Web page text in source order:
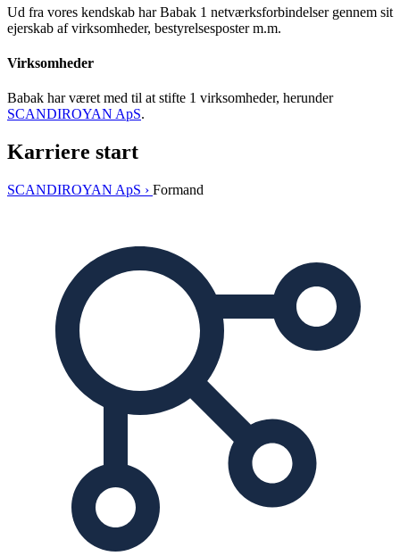
Ud fra vores kendskab har Babak 1 netværksforbindelser gennem sit
ejerskab af virksomheder, bestyrelsesposter m.m.
Virksomheder
Babak har været med til at stifte 1 virksomheder, herunder
SCANDIROYAN ApS.
Karriere start
SCANDIROYAN ApS › Formand